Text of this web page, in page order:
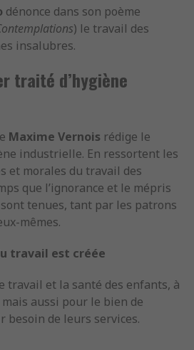
dénonce dans son poème
) le travail des
insalubres.
traité d’hygiène
Maxime Vernois rédige le
industrielle. En ressortent les
et morales du travail des
que l’ignorance et le mépris
tenues, tant par les patrons
mêmes.
travail est créée
travail et la santé des enfants, à
aussi pour le bien de
besoin de leurs services.